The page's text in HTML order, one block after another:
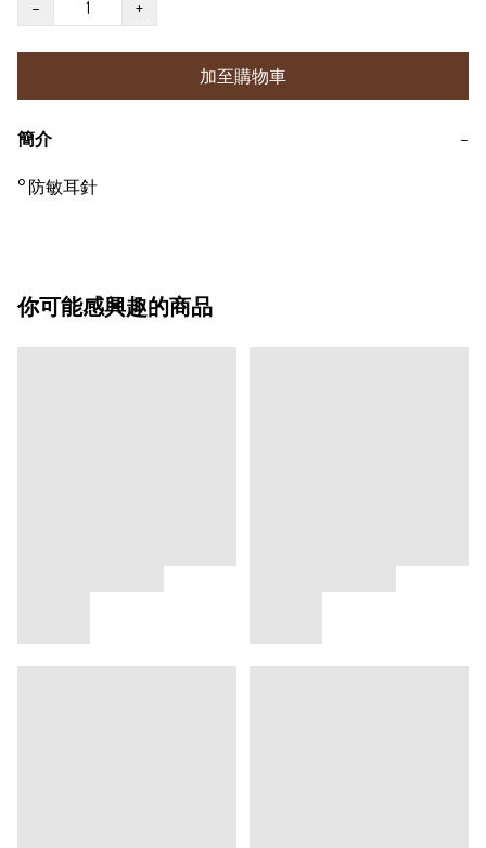
−
+
加至購物車
簡介 −
° 防敏耳針
你可能感興趣的商品